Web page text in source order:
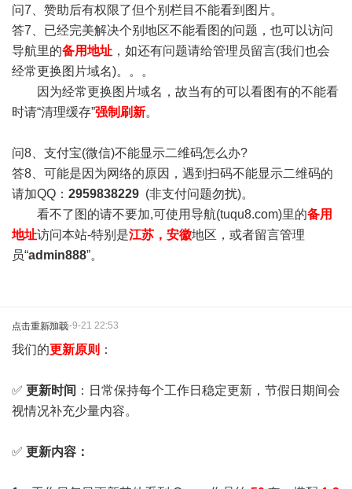
问7、赞助后有权限了但个别栏目不能看到图片。
答7、已经完美解决个别地区不能看图的问题，也可以访问
导航里的备用地址 ，如还有问题请给管理员留言(我们也会
经常更换图片域名)。。。
因为经常更换图片域名，故当有的可以看图有的不能看
时请“清理缓存”强制刷新。
问8、支付宝(微信)不能显示二维码怎么办?
答8、可能是因为网络的原因，遇到扫码不能显示二维码的
请加QQ： 2959838229 (非支付问题勿扰)。
看不了图的请不要加,可使用导航(tuqu8.com)里的备用
地址访问本站-特别是江苏，安徽地区，或者留言管理
员“admin888”。
点击重新加载2025-9-21 22:53
我们的更新原则 ：
✅ 更新时间 ：日常保持每个工作日稳定更新，节假日期间会
视情况补充少量内容。
✅ 更新内容：